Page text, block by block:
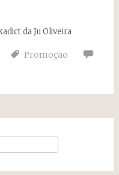
da Ju Oliveira
Promoção